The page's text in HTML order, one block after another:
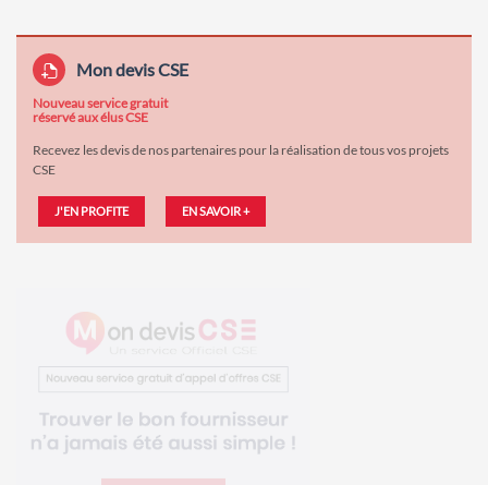
Mon devis CSE
Nouveau service gratuit
réservé aux élus CSE
Recevez les devis de nos partenaires pour la réalisation de tous vos projets
CSE
J'EN PROFITE EN SAVOIR +